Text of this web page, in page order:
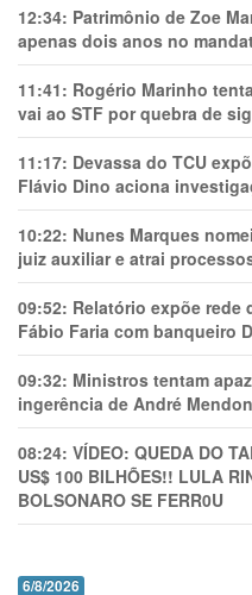
12:34: Patrimônio de Zoe
apenas dois anos no
11:41: Rogério Marinho
vai ao STF por quebra de
11:17: Devassa do TCU
Flávio Dino aciona
10:22: Nunes Marques
juiz auxiliar e atrai
09:52: Relatório expõe rede
Fábio Faria com banqueiro
09:32: Ministros tentam
ingerência de André
08:24: VÍDEO: QUEDA DO
US$ 100 BILHÕES!! LULA
BOLSONARO SE FERR0U
6/8/2026